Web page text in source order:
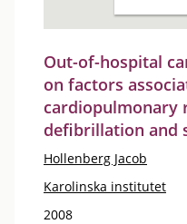
Out-of-hospital
on factors
cardiopulmonary
defibrillation and
Hollenberg Jacob
Karolinska institutet
2008